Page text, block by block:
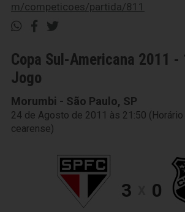
m/competicoes/partida/811
Copa Sul-Americana 2011 -
Jogo
Morumbi - São Paulo, SP
24 de Agosto de 2011 às 21:50
cearense)
3 0